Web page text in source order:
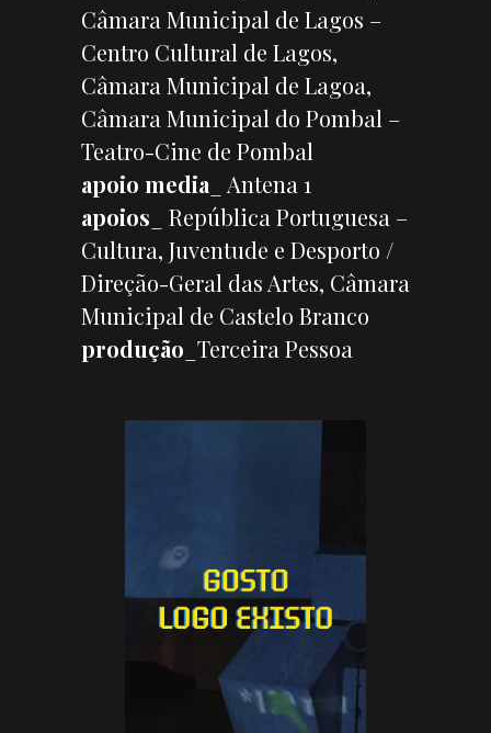
Câmara Municipal de Lagos –
Centro Cultural de Lagos,
Câmara Municipal de Lagoa,
Câmara Municipal do Pombal –
Teatro-Cine de Pombal
apoio media _ Antena 1
apoios _ República Portuguesa –
Cultura, Juventude e Desporto /
Direção-Geral das Artes, Câmara
Municipal de Castelo Branco
produção _Terceira Pessoa